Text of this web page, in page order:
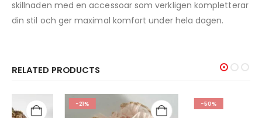
skillnaden med en accessoar som verkligen kompletterar
din stil och ger maximal komfort under hela dagen.
RELATED PRODUCTS
-21% -50%